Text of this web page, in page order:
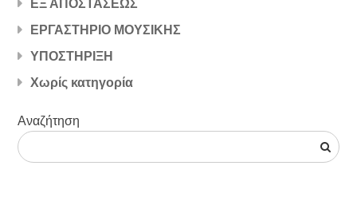
ΕΞ ΑΠΟΣΤΑΣΕΩΣ
ΕΡΓΑΣΤΗΡΙΟ ΜΟΥΣΙΚΗΣ
ΥΠΟΣΤΗΡΙΞΗ
Χωρίς κατηγορία
Αναζήτηση